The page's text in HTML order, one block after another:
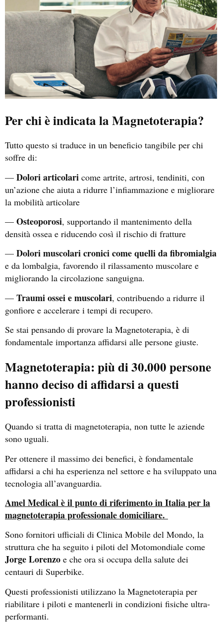
Per chi è indicata la Magnetoterapia?
Tutto questo si traduce in un beneficio tangibile per chi
soffre di:
— Dolori articolari come artrite, artrosi, tendiniti, con
un’azione che aiuta a ridurre l’infiammazione e migliorare
la mobilità articolare
— Osteoporosi, supportando il mantenimento della
densità ossea e riducendo così il rischio di fratture
— Dolori muscolari cronici come quelli da fibromialgia
e da lombalgia, favorendo il rilassamento muscolare e
migliorando la circolazione sanguigna.
— Traumi ossei e muscolari, contribuendo a ridurre il
gonfiore e accelerare i tempi di recupero.
Se stai pensando di provare la Magnetoterapia, è di
fondamentale importanza affidarsi alle persone giuste.
Magnetoterapia: più di 30.000 persone
hanno deciso di affidarsi a questi
professionisti
Quando si tratta di magnetoterapia, non tutte le aziende
sono uguali.
Per ottenere il massimo dei benefici, è fondamentale
affidarsi a chi ha esperienza nel settore e ha sviluppato una
tecnologia all’avanguardia.
Amel Medical è il punto di riferimento in Italia per la
magnetoterapia professionale domiciliare.
Sono fornitori ufficiali di Clinica Mobile del Mondo, la
struttura che ha seguito i piloti del Motomondiale come
Jorge Lorenzo e che ora si occupa della salute dei
centauri di Superbike.
Questi professionisti utilizzano la Magnetoterapia per
riabilitare i piloti e mantenerli in condizioni fisiche ultra-
performanti.